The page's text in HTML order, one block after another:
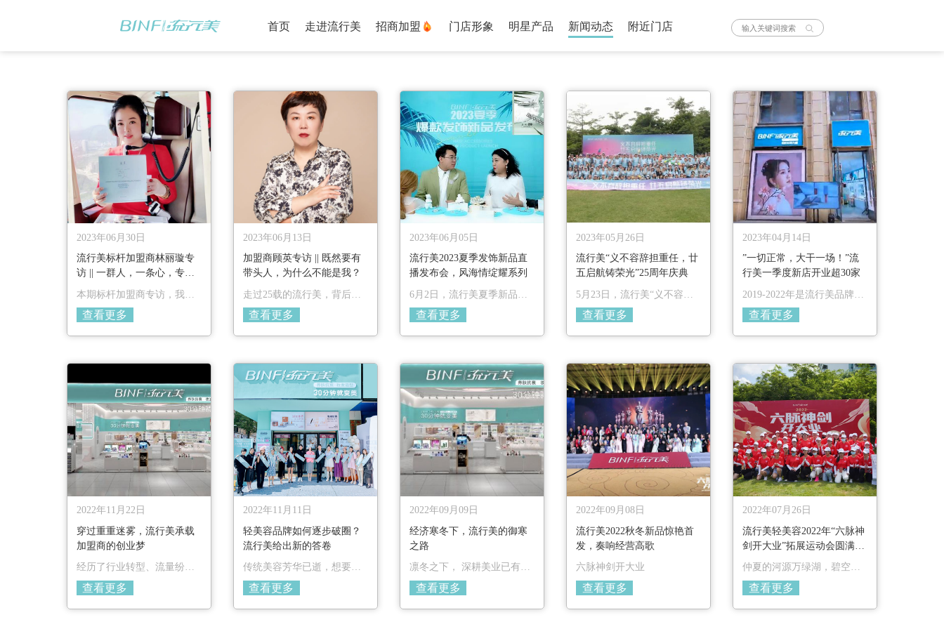
首页 走进流行美 招商加盟 门店形象 明星产品 新闻动态 附近门店
2023年06月30日
流行美标杆加盟商林丽璇专
访 || 一群人，一条心，专干
一件事
本期标杆加盟商专访，我们
邀请到的主人公，她所拥有
的店铺体量是最大的，并且
是在全国标杆城市——深
担起作为流行美加盟商先锋
聚焦在她和她团队的身上。
查看更多
2023年06月13日
加盟商顾英专访 || 既然要有
带头人，为什么不能是我？
走过25载的流行美，背后少
不了一群又一群的优秀加盟
商，他们为公司业务提供重
要支持，是扩大品牌发展影
邀请到无锡加盟商顾英，与
我们分享她的经营管理之
道，看这位带头人，如何带
动门店业绩高升！
查看更多
2023年06月05日
流行美2023夏季发饰新品直
播发布会，风海情绽耀系列
6月2日，流行美夏季新品发
布会线上隆重举行，现场精
彩纷呈，特邀流行美多位权
威大师并与大众共同鉴证流
系列问世，流行美将潮流趋
势、前沿发型相结合，上演
发饰与多重发型风尚秀，全
新的视觉呈现，吸“睛”无
数。
查看更多
2023年05月26日
流行美“义不容辞担重任，廿
五启航铸荣光”25周年庆典
5月23日，流行美“义不容辞
担重任，廿五启航铸荣光”25
周年庆在清远碧沙岛龙舟基
地圆满落幕。流行美高层、
美送上祝福！流行美生日快
乐！
查看更多
2023年04月14日
”一切正常，大干一场！”流
行美一季度新店开业超30家
2019-2022年是流行美品牌坚
守年，在总部强力推动、全
国盟主的大力支持下，流行
美全新升级品牌定位、店铺
系、后台服务。流行美已形
成“妆发拓客引流+护肤锁客
升单”的特色商业模式，在轻
美容赛道势头强劲。
查看更多
2022年11月22日
穿过重重迷雾，流行美承载
加盟商的创业梦
经历了行业转型、流量纷
争、国货崛起等重重迷雾，
流行美拨云见月，陪伴加盟
商实现星星之火到燎原的蜕
查看更多
2022年11月11日
轻美容品牌如何逐步破圈？
流行美给出新的答卷
传统美容芳华已逝，想要破
圈就要推“陈”出“新”，流行
美正在书写新的答卷。
查看更多
2022年09月09日
经济寒冬下，流行美的御寒
之路
凛冬之下， 深耕美业已有二
十余年的流行美集团，在创
始人赖生富有远见的引领
下，早已提前布局，蛰伏过
查看更多
2022年09月08日
流行美2022秋冬新品惊艳首
发，奏响经营高歌
六脉神剑开大业
查看更多
2022年07月26日
流行美轻美容2022年“六脉神
剑开大业”拓展运动会圆满落
幕
仲夏的河源万绿湖，碧空如
洗，生机勃发。7月21日，来
自全国各地近三百名加盟
商、事业伙伴们齐聚在此，
查看更多